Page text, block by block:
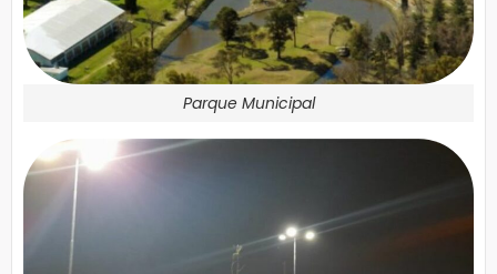
Parque Municipal